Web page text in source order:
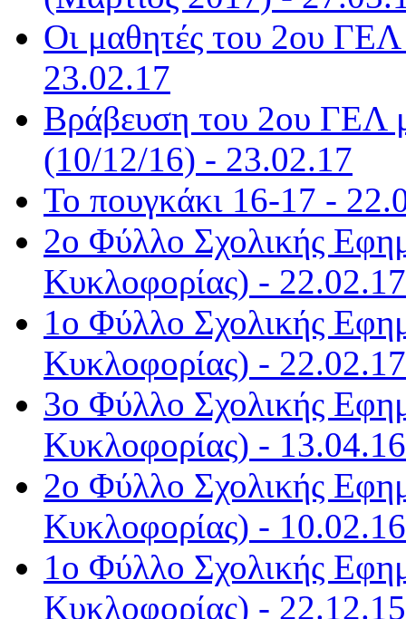
Οι μαθητές του 2ου
23.02.17
Βράβευση του 2ου ΓΕΛ
(10/12/16) - 23.02.17
Το πουγκάκι 16-17 -
2ο Φύλλο Σχολικής
Κυκλοφορίας) - 22.02.17
1ο Φύλλο Σχολικής
Κυκλοφορίας) - 22.02.17
3ο Φύλλο Σχολικής
Κυκλοφορίας) - 13.04.16
2ο Φύλλο Σχολικής
Κυκλοφορίας) - 10.02.16
1ο Φύλλο Σχολικής
Κυκλοφορίας) - 22.12.15